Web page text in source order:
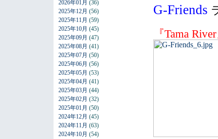
2026年01月 (36)
2025年12月 (56)
2025年11月 (59)
2025年10月 (45)
2025年09月 (47)
2025年08月 (41)
2025年07月 (50)
2025年06月 (56)
2025年05月 (53)
2025年04月 (41)
2025年03月 (44)
2025年02月 (32)
2025年01月 (50)
2024年12月 (45)
2024年11月 (63)
2024年10月 (54)
G-Friends
『Tama